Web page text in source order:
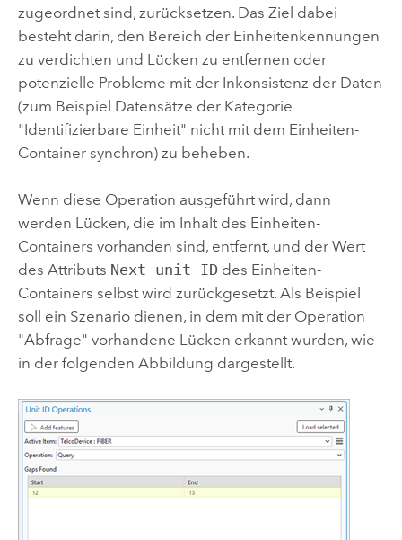
zugeordnet sind, zurücksetzen. Das Ziel dabei
besteht darin, den Bereich der Einheitenkennungen
zu verdichten und Lücken zu entfernen oder
potenzielle Probleme mit der Inkonsistenz der Daten
(zum Beispiel Datensätze der Kategorie
"Identifizierbare Einheit" nicht mit dem Einheiten-
Container synchron) zu beheben.
Wenn diese Operation ausgeführt wird, dann
werden Lücken, die im Inhalt des Einheiten-
Containers vorhanden sind, entfernt, und der Wert
des Attributs Next unit IDdes Einheiten-
Containers selbst wird zurückgesetzt. Als Beispiel
soll ein Szenario dienen, in dem mit der Operation
"Abfrage" vorhandene Lücken erkannt wurden, wie
in der folgenden Abbildung dargestellt.